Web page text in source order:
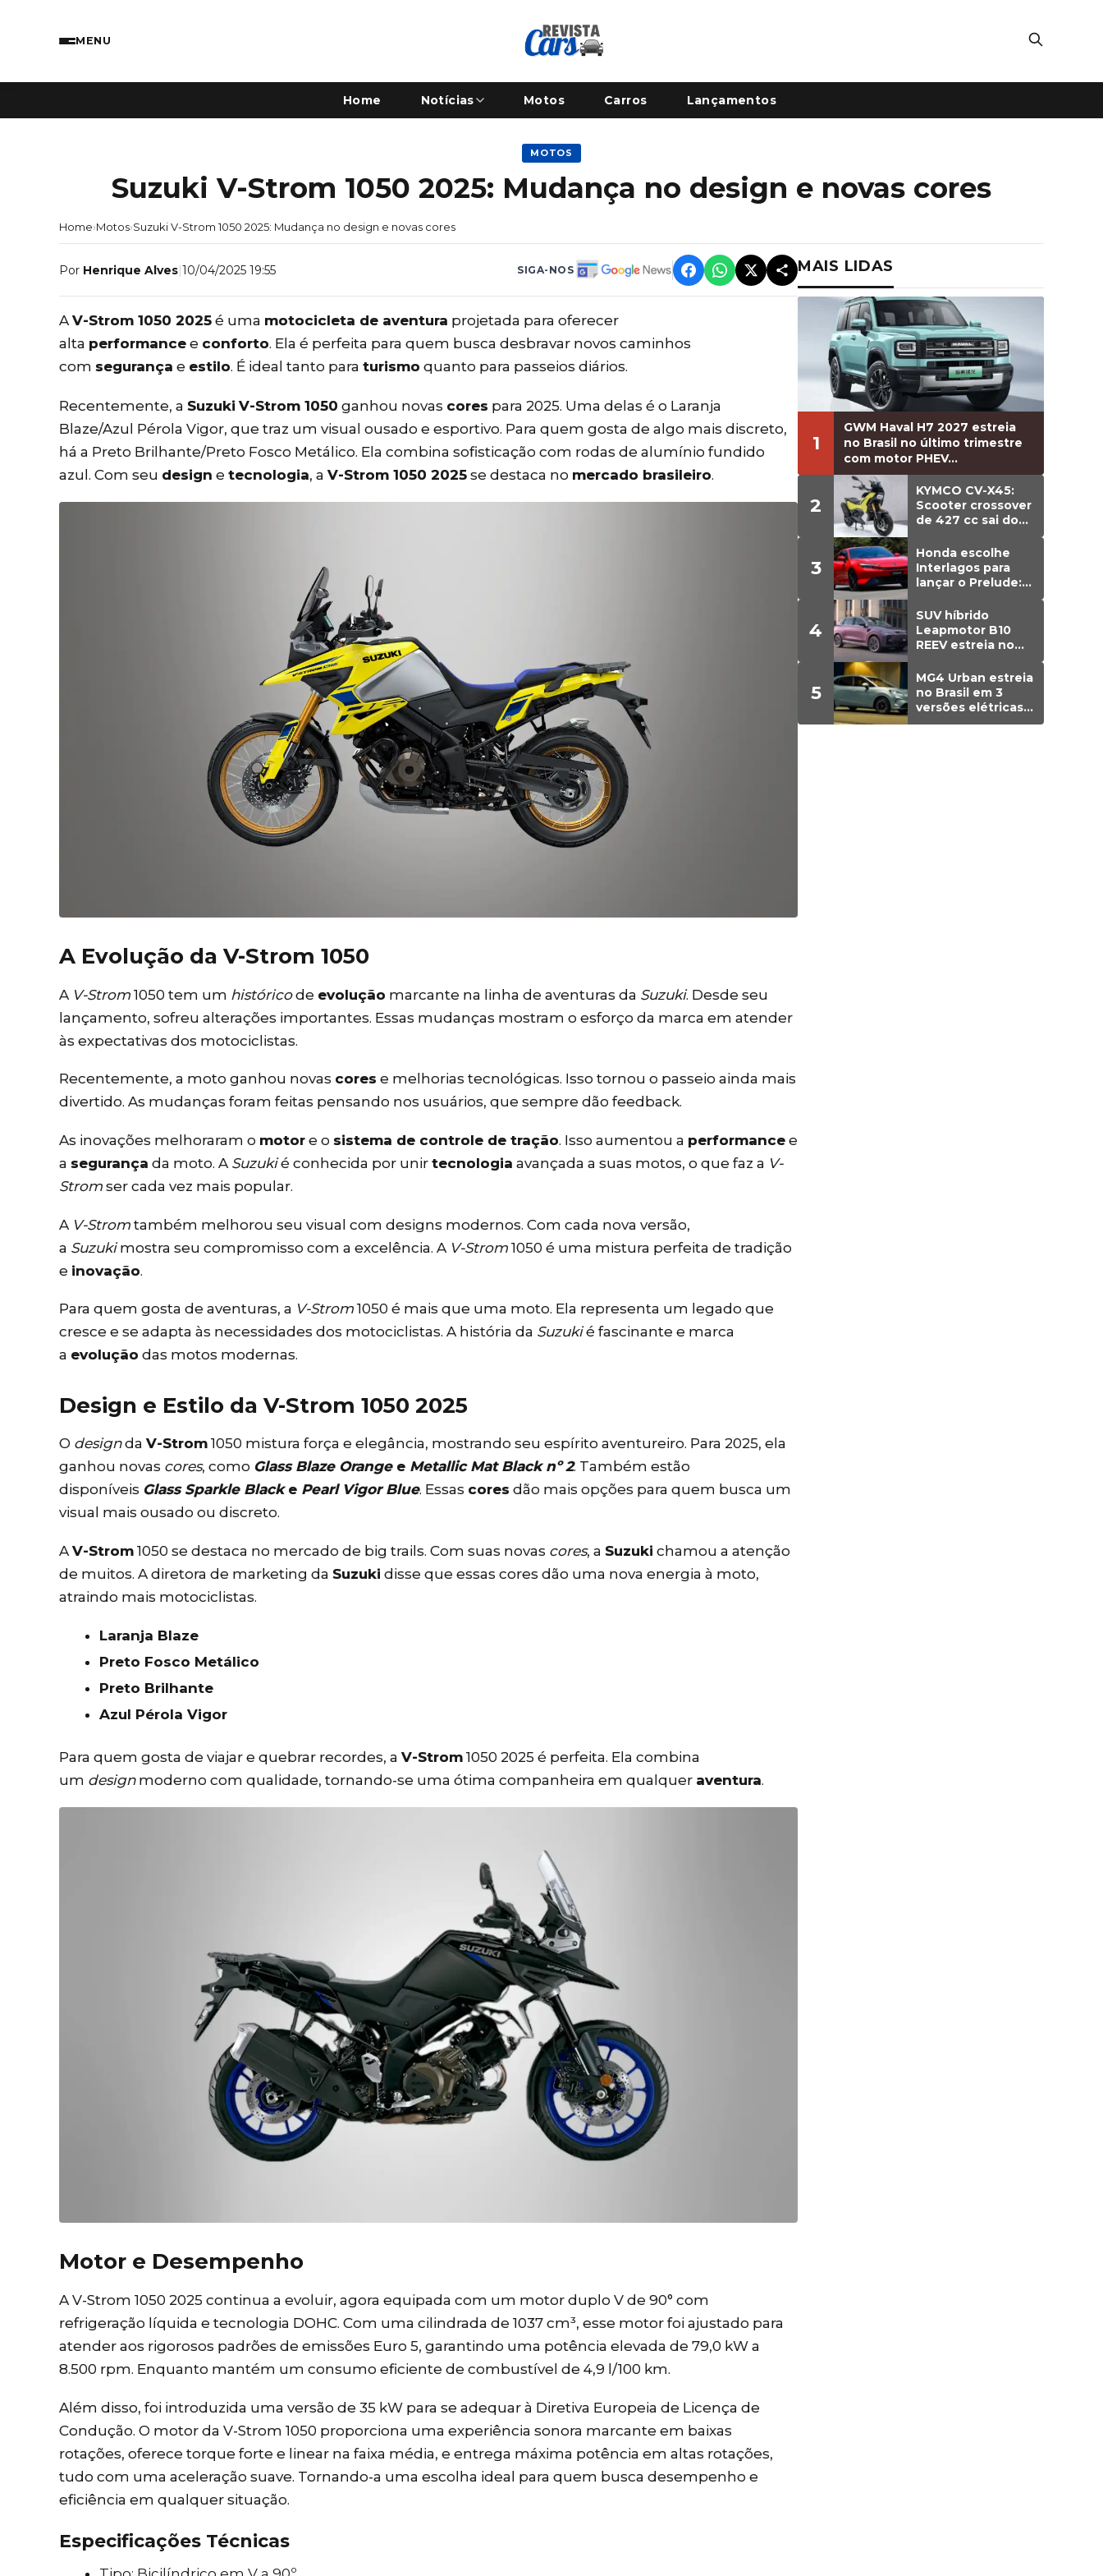
MENU
Home Notícias Motos Carros Lançamentos
MOTOS
Suzuki V-Strom 1050 2025: Mudança no design e novas cores
Home›Motos›Suzuki V-Strom 1050 2025: Mudança no design e novas cores
Por Henrique Alves|10/04/2025 19:55 SIGA-NOS
A V-Strom 1050 2025 é uma motocicleta de aventura projetada para oferecer
alta performance e conforto. Ela é perfeita para quem busca desbravar novos caminhos
com segurança e estilo. É ideal tanto para turismo quanto para passeios diários.
Recentemente, a Suzuki V-Strom 1050 ganhou novas cores para 2025. Uma delas é o Laranja
Blaze/Azul Pérola Vigor, que traz um visual ousado e esportivo. Para quem gosta de algo mais discreto,
há a Preto Brilhante/Preto Fosco Metálico. Ela combina sofisticação com rodas de alumínio fundido
azul. Com seu design e tecnologia, a V-Strom 1050 2025 se destaca no mercado brasileiro.
A Evolução da V-Strom 1050
A V-Strom 1050 tem um históricode evolução marcante na linha de aventuras da Suzuki. Desde seu
lançamento, sofreu alterações importantes. Essas mudanças mostram o esforço da marca em atender
às expectativas dos motociclistas.
Recentemente, a moto ganhou novas cores e melhorias tecnológicas. Isso tornou o passeio ainda mais
divertido. As mudanças foram feitas pensando nos usuários, que sempre dão feedback.
As inovações melhoraram o motor e o sistema de controle de tração. Isso aumentou a performance e
a segurança da moto. A Suzukié conhecida por unir tecnologia avançada a suas motos, o que faz a V-
Strom ser cada vez mais popular.
A V-Strom também melhorou seu visual com designs modernos. Com cada nova versão,
a Suzukimostra seu compromisso com a excelência. A V-Strom 1050 é uma mistura perfeita de tradição
e inovação.
Para quem gosta de aventuras, a V-Strom 1050 é mais que uma moto. Ela representa um legado que
cresce e se adapta às necessidades dos motociclistas. A história da Suzukié fascinante e marca
a evolução das motos modernas.
Design e Estilo da V-Strom 1050 2025
O designda V-Strom 1050 mistura força e elegância, mostrando seu espírito aventureiro. Para 2025, ela
ganhou novas cores, como Glass Blaze Orangee Metallic Mat Black nº 2. Também estão
disponíveis Glass Sparkle Blacke Pearl Vigor Blue. Essas cores dão mais opções para quem busca um
visual mais ousado ou discreto.
A V-Strom 1050 se destaca no mercado de big trails. Com suas novas cores, a Suzuki chamou a atenção
de muitos. A diretora de marketing da Suzuki disse que essas cores dão uma nova energia à moto,
atraindo mais motociclistas.
Laranja Blaze
Preto Fosco Metálico
Preto Brilhante
Azul Pérola Vigor
Para quem gosta de viajar e quebrar recordes, a V-Strom 1050 2025 é perfeita. Ela combina
um designmoderno com qualidade, tornando-se uma ótima companheira em qualquer aventura.
Motor e Desempenho
A V-Strom 1050 2025 continua a evoluir, agora equipada com um motor duplo V de 90° com
refrigeração líquida e tecnologia DOHC. Com uma cilindrada de 1037 cm³, esse motor foi ajustado para
atender aos rigorosos padrões de emissões Euro 5, garantindo uma potência elevada de 79,0 kW a
8.500 rpm. Enquanto mantém um consumo eficiente de combustível de 4,9 l/100 km.
Além disso, foi introduzida uma versão de 35 kW para se adequar à Diretiva Europeia de Licença de
Condução. O motor da V-Strom 1050 proporciona uma experiência sonora marcante em baixas
rotações, oferece torque forte e linear na faixa média, e entrega máxima potência em altas rotações,
tudo com uma aceleração suave. Tornando-a uma escolha ideal para quem busca desempenho e
eficiência em qualquer situação.
Especificações Técnicas
MAIS LIDAS
1
GWM Haval H7 2027 estreia
no Brasil no último trimestre
com motor PHEV...
2
KYMCO CV-X45:
Scooter crossover
de 427 cc sai do
versão de
produção
3
Honda escolhe
Interlagos para
lançar o Prelude:
203 cv chega em
agosto ao Brasil
4
SUV híbrido
Leapmotor B10
REEV estreia no
detalhes
5
MG4 Urban estreia
no Brasil em 3
versões elétricas;
preços vão de R$